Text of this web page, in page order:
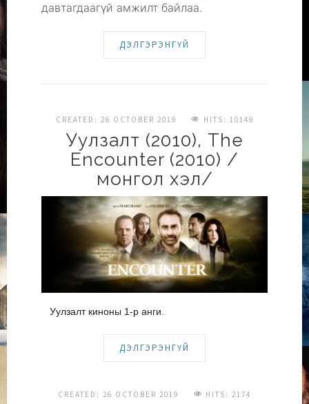
давтагдаагүй амжилт байлаа.
ДЭЛГЭРЭНГҮЙ
CREATED: 26 OCTOBER 2019 HITS: 10149
Уулзалт (2010), The
Encounter (2010) /
монгол хэл/
Уулзалт киноны 1-р анги.
ДЭЛГЭРЭНГҮЙ
CREATED: 26 OCTOBER 2019 HITS: 2174